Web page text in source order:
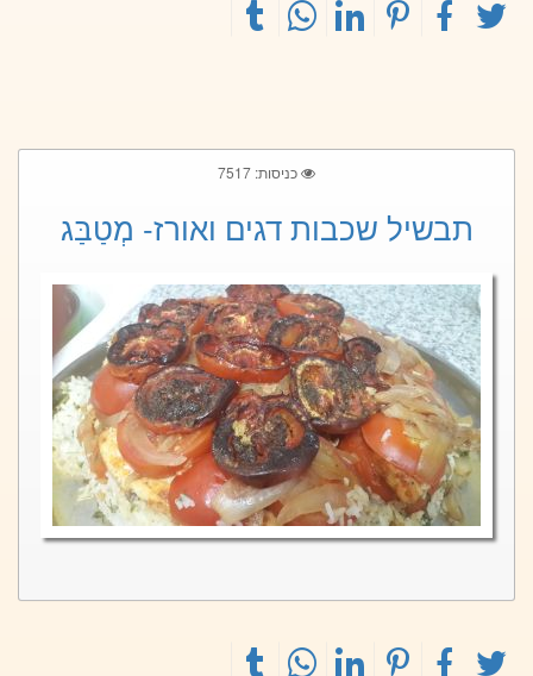
כניסות: 7517
תבשיל שכבות דגים ואורז- מְטַבַּג